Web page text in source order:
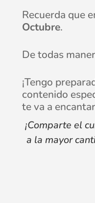
Recuerda que
Octubre.
De todas
¡Tengo
contenido
te va a
¡Comparte el
a la mayor